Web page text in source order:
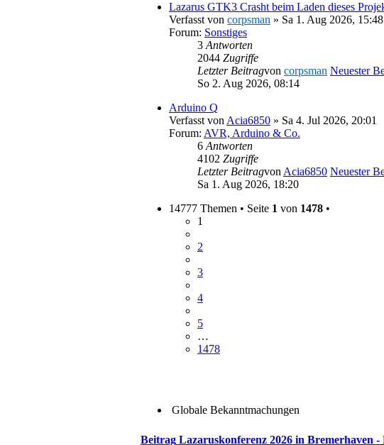
Lazarus GTK3 Crasht beim Laden dieses
Verfasst von corpsman » Sa 1. Aug 2026, 15:48
Forum: Sonstiges
3Antworten
2044 Zugriffe
Letzter Beitragvon corpsman Neuester
So 2. Aug 2026, 08:14
Arduino Q
Verfasst vonAcia6850 » Sa 4. Jul 2026, 20:01
Forum: AVR, Arduino & Co.
6Antworten
4102 Zugriffe
Letzter BeitragvonAcia6850 Neuester
Sa 1. Aug 2026, 18:20
14777 Themen • Seite 1 von 1478 •
1
2
3
4
5
…
1478
Globale Bekanntmachungen
Beitrag Lazaruskonferenz 2026 in Bremerhaven -